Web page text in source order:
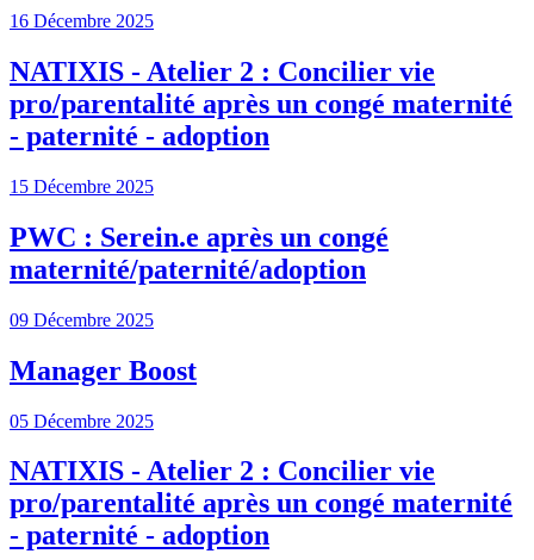
16 Décembre 2025
NATIXIS - Atelier 2 : Concilier vie
pro/parentalité après un congé maternité
- paternité - adoption
15 Décembre 2025
PWC : Serein.e après un congé
maternité/paternité/adoption
09 Décembre 2025
Manager Boost
05 Décembre 2025
NATIXIS - Atelier 2 : Concilier vie
pro/parentalité après un congé maternité
- paternité - adoption